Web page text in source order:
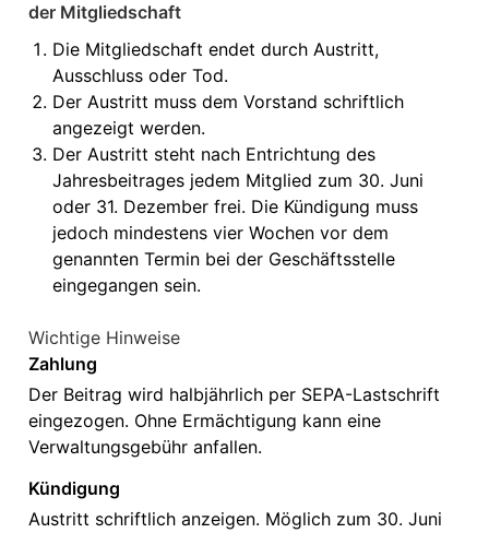
der Mitgliedschaft
Die Mitgliedschaft endet durch Austritt,
Ausschluss oder Tod.
Der Austritt muss dem Vorstand schriftlich
angezeigt werden.
Der Austritt steht nach Entrichtung des
Jahresbeitrages jedem Mitglied zum 30. Juni
oder 31. Dezember frei. Die Kündigung muss
jedoch mindestens vier Wochen vor dem
genannten Termin bei der Geschäftsstelle
eingegangen sein.
Wichtige Hinweise
Zahlung
Der Beitrag wird halbjährlich per SEPA-Lastschrift
eingezogen. Ohne Ermächtigung kann eine
Verwaltungsgebühr anfallen.
Kündigung
Austritt schriftlich anzeigen. Möglich zum 30. Juni